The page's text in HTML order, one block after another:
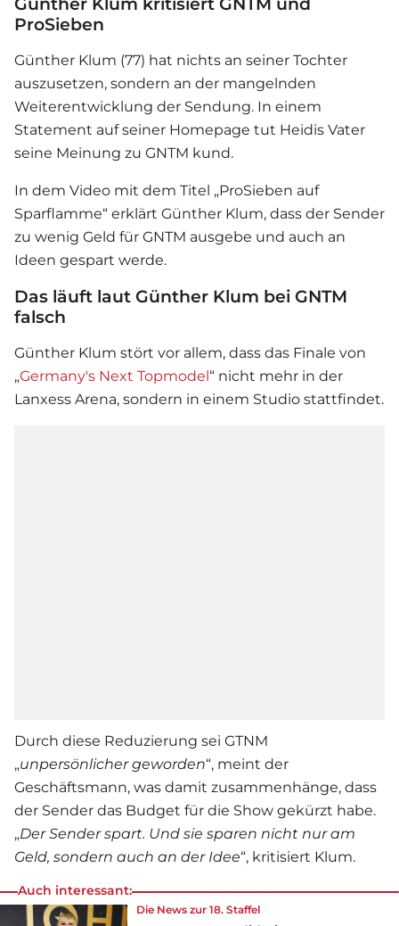
ProSieben
Günther Klum (77) hat nichts an seiner Tochter
auszusetzen, sondern an der mangelnden
Weiterentwicklung der Sendung. In einem
Statement auf seiner Homepage tut Heidis Vater
seine Meinung zu GNTM kund.
In dem Video mit dem Titel „ProSieben auf
Sparflamme“ erklärt Günther Klum, dass der Sender
zu wenig Geld für GNTM ausgebe und auch an
Ideen gespart werde.
Das läuft laut Günther Klum bei GNTM
falsch
Günther Klum stört vor allem, dass das Finale von
„Germany's Next Topmodel“ nicht mehr in der
Lanxess Arena, sondern in einem Studio stattfindet.
Durch diese Reduzierung sei GTNM
„unpersönlicher geworden“, meint der
Geschäftsmann, was damit zusammenhänge, dass
der Sender das Budget für die Show gekürzt habe.
„Der Sender spart. Und sie sparen nicht nur am
Geld, sondern auch an der Idee“, kritisiert Klum.
Auch interessant:
Die News zur 18. Staffel